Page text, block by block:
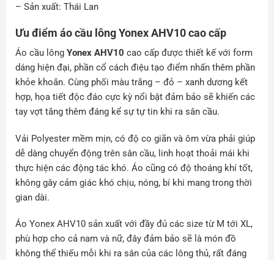
– Sản xuất: Thái Lan
Ưu điểm áo cầu lông Yonex AHV10 cao cấp
Áo cầu lông Yonex AHV10 cao cấp được thiết kế với form
dáng hiện đại, phần cổ cách điệu tạo điểm nhấn thêm phần
khỏe khoắn. Cùng phối màu trắng – đỏ – xanh dương kết
hợp, họa tiết độc đáo cực kỳ nổi bật đảm bảo sẽ khiến các
tay vợt tăng thêm đáng kể sự tự tin khi ra sân cầu.
Vải Polyester mềm mịn, có độ co giãn và ôm vừa phải giúp
dễ dàng chuyển động trên sân cầu, linh hoạt thoải mái khi
thực hiện các động tác khó. Áo cũng có độ thoáng khí tốt,
không gây cảm giác khó chịu, nóng, bí khi mang trong thời
gian dài.
Áo Yonex AHV10 sản xuất với đầy đủ các size từ M tới XL,
phù hợp cho cả nam và nữ, đây đảm bảo sẽ là món đồ
không thể thiếu mỗi khi ra sân của các lông thủ, rất đáng